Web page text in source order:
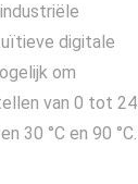
digitale
om
van 0 tot 24
30 °C en 90 °C.